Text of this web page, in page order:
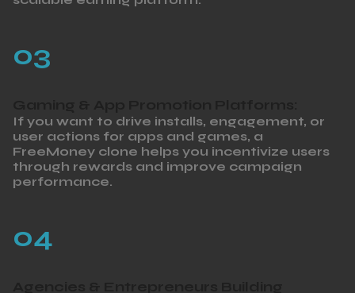
03
If you want to drive installs, engagement, or
user actions for apps and games, a
FreeMoney clone helps you incentivize users
through rewards and improve campaign
performance.
04